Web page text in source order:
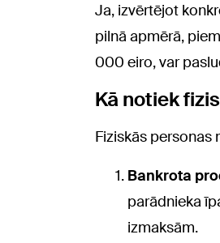
Ja, izvērtējot
pilnā apmērā,
000 eiro, var
Kā notiek
Fiziskās personas
Bankrota
parādnieka
izmaksām.